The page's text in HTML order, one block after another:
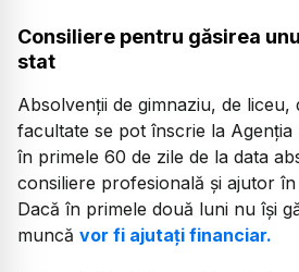
Consiliere pentru găsirea
stat
Absolvenții de gimnaziu, de liceu,
facultate se pot înscrie la
în primele 60 de zile de la data
consiliere profesională și ajutor
Dacă în primele două luni nu își
muncă vor fi ajutați financiar.